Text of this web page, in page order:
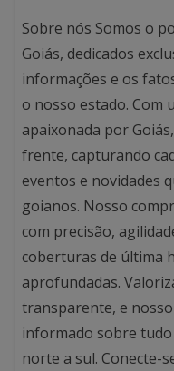
Sobre nós Somos o
Goiás, dedicados
informações e os
o nosso estado. Com
apaixonada por
frente, capturando
eventos e novidades
goianos. Nosso
com precisão,
coberturas de última
aprofundadas.
transparente, e
informado sobre tudo
norte a sul. Conecte-